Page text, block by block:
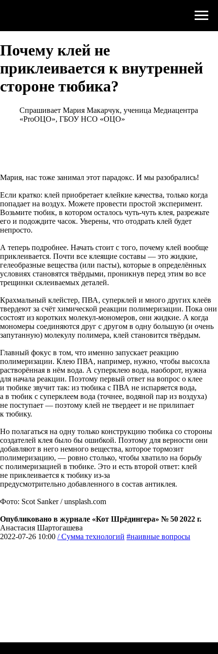
Почему клей не
приклеивается к внутренней
стороне тюбика?
Спрашивает Мария Макарчук, ученица Медиацентра
«ProОЦО», ГБОУ НСО «ОЦО»
Мария, нас тоже занимал этот парадокс. И мы разобрались!
Если кратко: клей приобретает клейкие качества, только когда
попадает на воздух. Можете провести простой эксперимент.
Возьмите тюбик, в котором осталось чуть-чуть клея, разрежьте
его и подождите часок. Уверены, что отодрать клей будет
непросто.
А теперь подробнее. Начать стоит с того, почему клей вообще
приклеивается. Почти все клеящие составы — это жидкие,
гелеобразные вещества (или пасты), которые в определённых
условиях становятся твёрдыми, проникнув перед этим во все
трещинки склеиваемых деталей.
Крахмальный клейстер, ПВА, суперклей и много других клеёв
твердеют за счёт химической реакции полимеризации. Пока они
состоят из коротких молекул-мономеров, они жидкие. А когда
мономеры соединяются друг с другом в одну большую (и очень
запутанную) молекулу полимера, клей становится твёрдым.
Главный фокус в том, что именно запускает реакцию
полимеризации. Клею ПВА, например, нужно, чтобы высохла
растворённая в нём вода. А суперклею вода, наоборот, нужна
для начала реакции. Поэтому первый ответ на вопрос о клее
и тюбике звучит так: из тюбика с ПВА не испаряется вода,
а в тюбик с суперклеем вода (точнее, водяной пар из воздуха)
не поступает — поэтому клей не твердеет и не прилипает
к тюбику.
Но полагаться на одну только конструкцию тюбика со стороны
создателей клея было бы ошибкой. Поэтому для верности они
добавляют в него немного вещества, которое тормозит
полимеризацию, — ровно столько, чтобы хватило на борьбу
с полимеризацией в тюбике. Это и есть второй ответ: клей
не приклеивается к тюбику из-за
предусмотрительно добавленного в состав антиклея.
Фото: Scot Sanker / unsplash.com
Опубликовано в журнале «Кот Шрёдингера» № 50 2022 г.
Анастасия Шартогашева
2022-07-26 10:00 / Сумма технологий #наивные вопросы